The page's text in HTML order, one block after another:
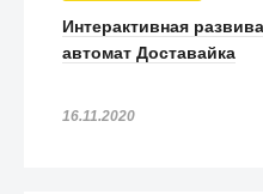
Интерактивная
автомат Доставайка
16.11.2020